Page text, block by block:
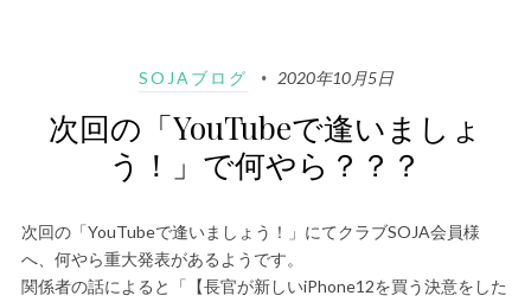
SOJAブログ 2020年10月5日
次回の「YouTubeで逢いましょ
う！」で何やら？？？
次回の「YouTubeで逢いましょう！」にてクラブSOJA会員様
へ、何やら重大発表があるようです。
関係者の話によると「【長官が新しいiPhone12を買う決意をした